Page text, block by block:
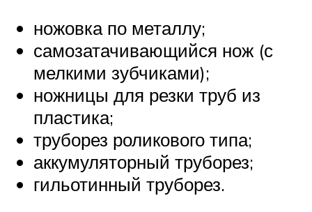
ножовка по металлу;
самозатачивающийся нож (с
мелкими зубчиками);
ножницы для резки труб из
пластика;
труборез роликового типа;
аккумуляторный труборез;
гильотинный труборез.